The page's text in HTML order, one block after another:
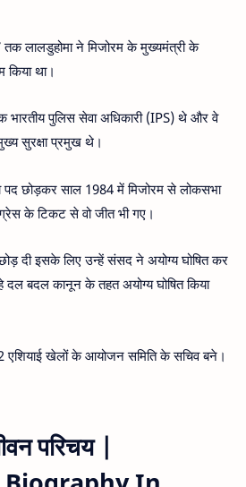
लालडुहोमा ने मिजोरम के मुख्यमंत्री के
किया था।
पुलिस सेवा अधिकारी (IPS) थे और वे
सुरक्षा प्रमुख थे।
पद छोड़कर साल 1984 में मिजोरम से लोकसभा
के टिकट से वो जीत भी गए।
दी इसके लिए उन्हें संसद ने अयोग्य घोषित कर
दल बदल कानून के तहत अयोग्य घोषित किया
एशियाई खेलों के आयोजन समिति के सचिव बने।
परिचय |